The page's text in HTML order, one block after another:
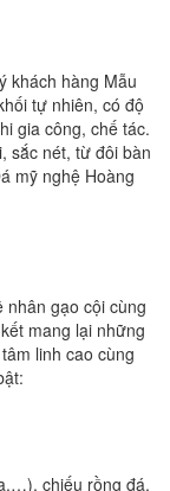
khách hàng Mẫu
tự nhiên, có độ
gia công, chế tác.
sắc nét, từ đôi bàn
mỹ nghệ Hoàng
nhân gạo cội cùng
mang lại những
linh cao cùng
chiếu rồng đá,